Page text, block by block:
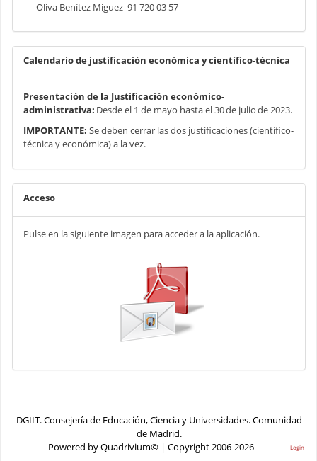
Oliva Benítez Miguez ​ 91 720 03 57
Calendario de justificación económica y científico-técnica
Presentación de la Justificación económico-
administrativa: Desde el 1 de mayo hasta el 30 de julio de 2023.
IMPORTANTE: Se deben cerrar las dos justificaciones (científico-
técnica y económica) a la vez.
Acceso
Pulse en la siguiente imagen para acceder a la aplicación.
DGIIT. Consejería de Educación, Ciencia y Universidades. Comunidad
de Madrid.
Powered by Quadrivium© | Copyright 2006-2026
Login